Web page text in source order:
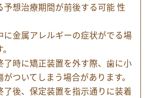
予想治療期間が前後する可能 性
に金属アレルギーの症状がでる場
了時に矯正装置を外す際、歯に小
ついてしまう場合があります。
了後、保定装置を指示通りに装着